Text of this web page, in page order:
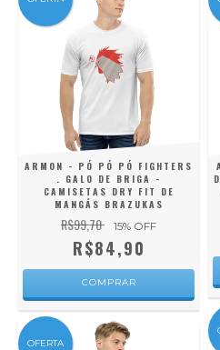
ARMON - PÓ PÓ PÓ FIGHTERS
. GALO DE BRIGA -
CAMISETAS DRY FIT DE
MANGÁS BRAZUKAS
R$99,70 15% OFF
R$84,90
COMPRAR
OFERTA